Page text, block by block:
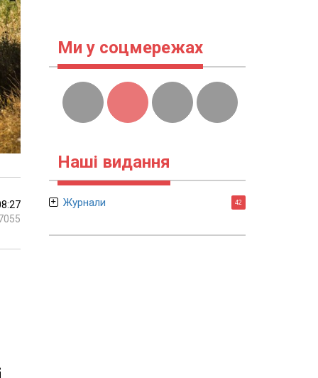
Ми у соцмережах
Наші видання
Журнали 42